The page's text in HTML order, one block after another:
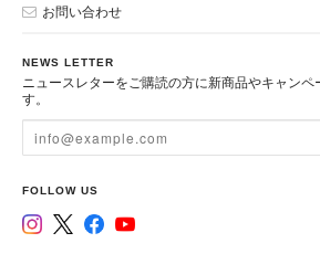
お問い合わせ
NEWS LETTER
ニュースレターをご購読の方に新商品やキャンペ
す。
FOLLOW US